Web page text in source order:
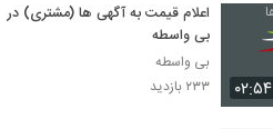
۰۲:۵۴
اعلام قیمت به آگهی ها (مشتری) در
بی واسطه
بی واسطه
۲۳۳ بازدید